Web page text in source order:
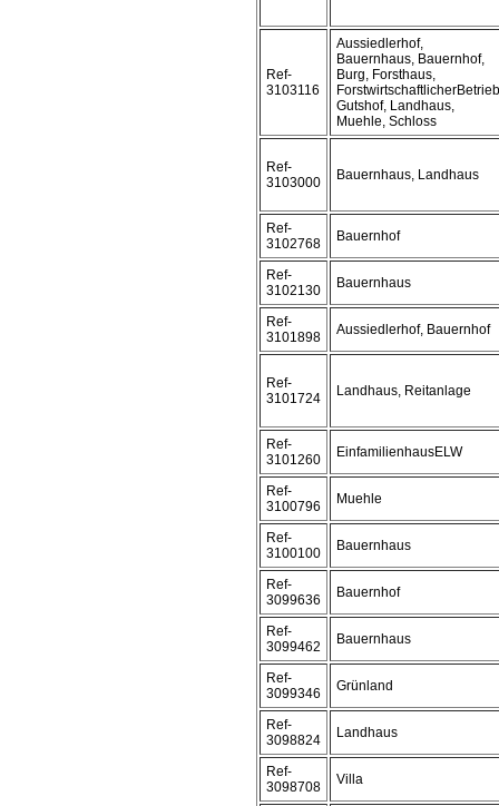
Ref-
3103116
Aussiedlerhof,
Bauernhaus, Bauernhof,
Burg, Forsthaus,
Gutshof, Landhaus,
Muehle, Schloss
Ref-
3103000
Bauernhaus, Landhaus
Ref-
3102768
Bauernhof
Ref-
3102130
Bauernhaus
Ref-
3101898
Aussiedlerhof, Bauernhof
Ref-
3101724
Landhaus, Reitanlage
Ref-
3101260
EinfamilienhausELW
Ref-
3100796
Muehle
Ref-
3100100
Bauernhaus
Ref-
3099636
Bauernhof
Ref-
3099462
Bauernhaus
Ref-
3099346
Grünland
Ref-
3098824
Landhaus
Ref-
3098708
Villa